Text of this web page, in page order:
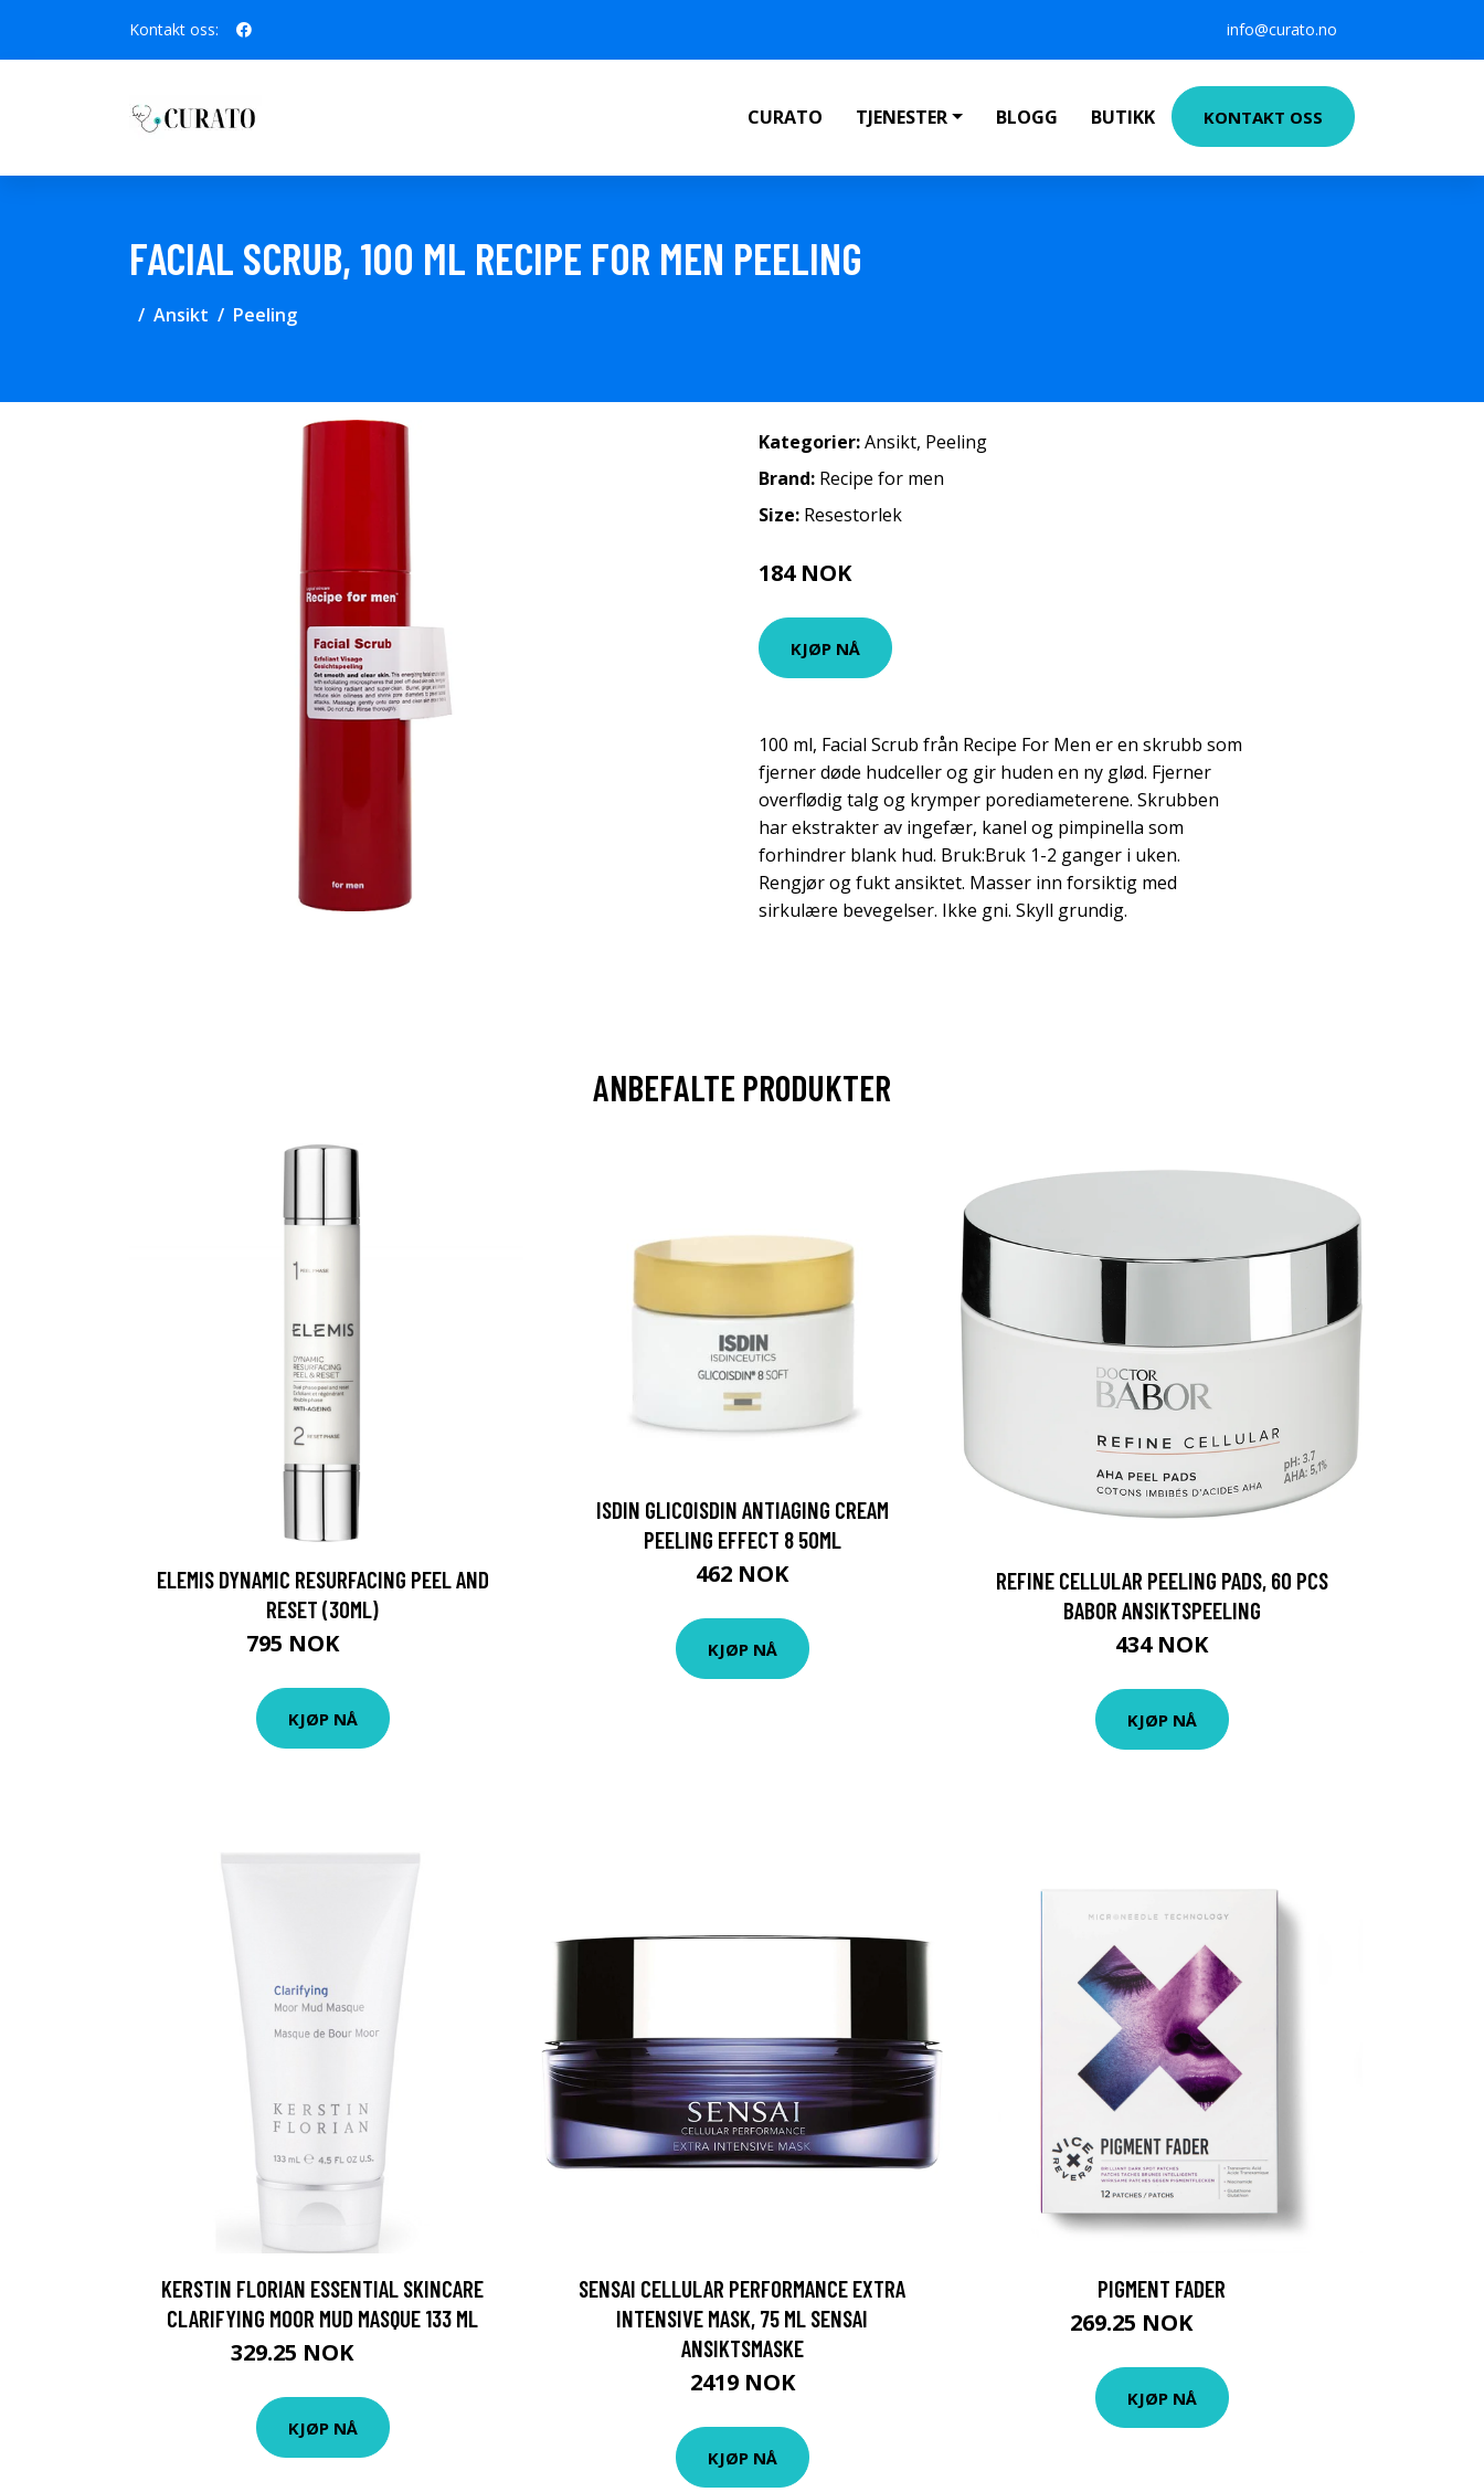
Kontakt oss: info@curato.no
CURATO TJENESTER BLOGG BUTIKK KONTAKT OSS
FACIAL SCRUB, 100 ML RECIPE FOR MEN PEELING
Ansikt Peeling
Kategorier:Ansikt, Peeling
Brand: Recipe for men
Size: Resestorlek
184 NOK
KJØP NÅ
100 ml, Facial Scrub från Recipe For Men er en skrubb som
fjerner døde hudceller og gir huden en ny glød. Fjerner
overflødig talg og krymper porediameterene. Skrubben
har ekstrakter av ingefær, kanel og pimpinella som
forhindrer blank hud. Bruk:Bruk 1-2 ganger i uken.
Rengjør og fukt ansiktet. Masser inn forsiktig med
sirkulære bevegelser. Ikke gni. Skyll grundig.
ANBEFALTE PRODUKTER
ELEMIS DYNAMIC RESURFACING PEEL AND
RESET (30ML)
795 NOK
KJØP NÅ
ISDIN GLICOISDIN ANTIAGING CREAM
PEELING EFFECT 8 50ML
462 NOK
KJØP NÅ
REFINE CELLULAR PEELING PADS, 60 PCS
BABOR ANSIKTSPEELING
434 NOK
KJØP NÅ
KERSTIN FLORIAN ESSENTIAL SKINCARE
CLARIFYING MOOR MUD MASQUE 133 ML
329.25 NOK
KJØP NÅ
SENSAI CELLULAR PERFORMANCE EXTRA
INTENSIVE MASK, 75 ML SENSAI
ANSIKTSMASKE
2419 NOK
KJØP NÅ
PIGMENT FADER
269.25 NOK
KJØP NÅ